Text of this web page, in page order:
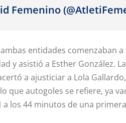
Femenino
entidades comenzaban
y asistió a Esther González.
a ajusticiar a Lola
que autogoles se refiere, ya
a los 44 minutos de una